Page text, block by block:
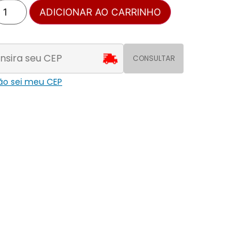
ADICIONAR AO CARRINHO
CONSULTAR
sei meu CEP